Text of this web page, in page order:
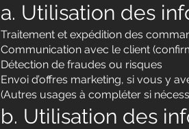
a. Utilisation des
Traitement et expédition des
Communication avec le client
Détection de fraudes ou risques
Envoi d’offres marketing, si vous y
(Autres usages à compléter si
b. Utilisation des